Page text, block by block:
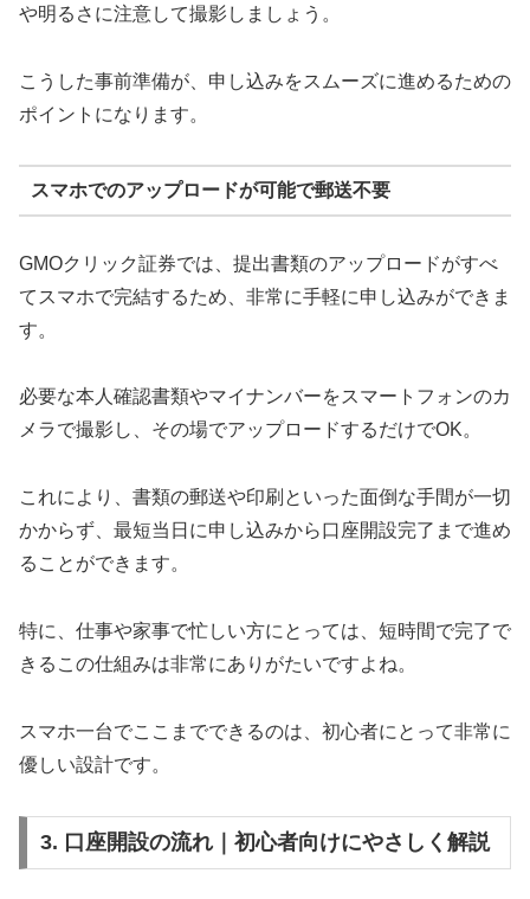
や明るさに注意して撮影しましょう。
こうした事前準備が、申し込みをスムーズに進めるための
ポイントになります。
スマホでのアップロードが可能で郵送不要
GMOクリック証券では、提出書類のアップロードがすべ
てスマホで完結するため、非常に手軽に申し込みができま
す。
必要な本人確認書類やマイナンバーをスマートフォンのカ
メラで撮影し、その場でアップロードするだけでOK。
これにより、書類の郵送や印刷といった面倒な手間が一切
かからず、最短当日に申し込みから口座開設完了まで進め
ることができます。
特に、仕事や家事で忙しい方にとっては、短時間で完了で
きるこの仕組みは非常にありがたいですよね。
スマホ一台でここまでできるのは、初心者にとって非常に
優しい設計です。
3. 口座開設の流れ｜初心者向けにやさしく解説